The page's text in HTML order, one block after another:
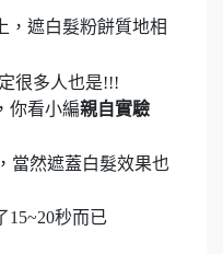
，遮白髮粉餅質地相
很多人也是!!!
你看小編親自實驗
當然遮蓋白髮效果也
15~20秒而已